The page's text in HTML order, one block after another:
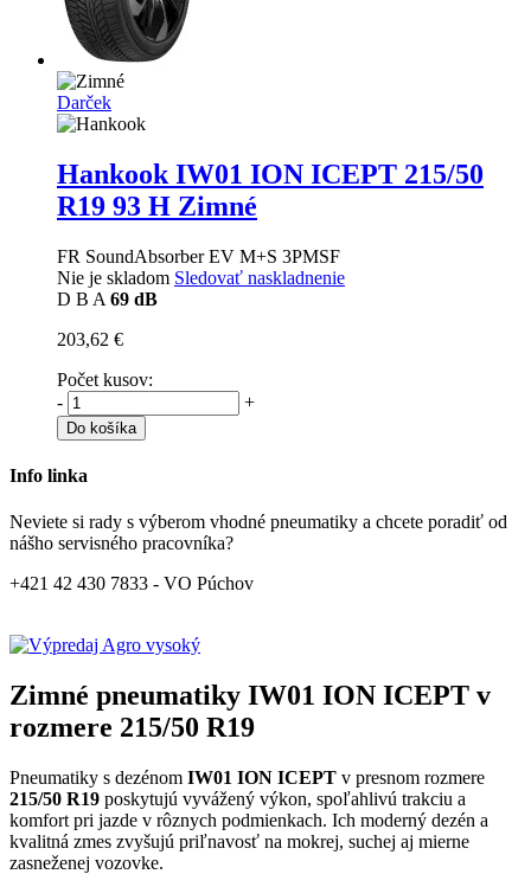
Darček
Hankook IW01 ION ICEPT 215/50
R19 93 H Zimné
FR SoundAbsorber EV M+S 3PMSF
Nie je skladom Sledovať naskladnenie
D B A 69 dB
203,62 €
Počet kusov:
-
+
Do košíka
Info linka
Neviete si rady s výberom vhodné pneumatiky a chcete poradiť od
nášho servisného pracovníka?
+421 42 430 7833 - VO Púchov
Zimné pneumatiky IW01 ION ICEPT v
rozmere 215/50 R19
Pneumatiky s dezénom IW01 ION ICEPT v presnom rozmere
215/50 R19 poskytujú vyvážený výkon, spoľahlivú trakciu a
komfort pri jazde v rôznych podmienkach. Ich moderný dezén a
kvalitná zmes zvyšujú priľnavosť na mokrej, suchej aj mierne
zasneženej vozovke.